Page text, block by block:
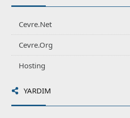
Cevre.Net
Cevre.Org
Hosting
YARDIM